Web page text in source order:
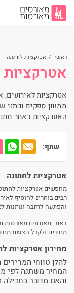
ראשי / אטרקציות לחתונה
אטרקציות
אטרקציות לאירועים,
ממגוון ספקים
האטרקציות באתר
שתף:
אטרקציות לחתונה
מחפשים אטרקציות
רבים בוחרים להוסיף
והפתעה לרחבה ונותנות
באתר מאורסים מאורסות
מחירים ולקבל הצעות
מחירון אטרקציות לחתונה 2026 –
להלן טווחי
המחיר משתנה לפי
והאם מדובר